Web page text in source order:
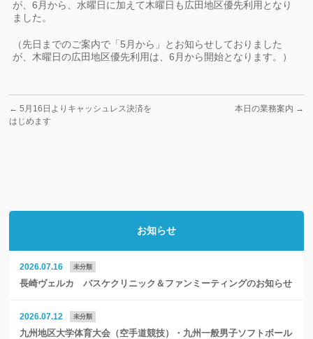
が、6月から、水曜日に加えて木曜日も広田地区優先利用となり
ました。
（先日までのご案内で「5月から」とお知らせしておりました
が、木曜日の広田地区優先利用は、6月から開始となります。）
← 5月16日よりキャッシュレス決済を
はじめます
本日の業務案内 →
お知らせ
2026.07.16 未分類
長崎ヴェルカ バスケクリニック＆ファンミーティングのお知らせ
2026.07.12 未分類
九州地区大学体育大会（空手道競技）・九州一般男子ソフトボール